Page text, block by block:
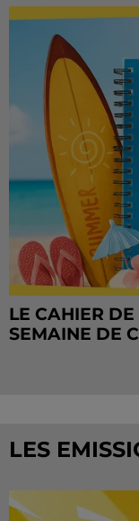
LE CAHIER
SEMAINE DE
LES